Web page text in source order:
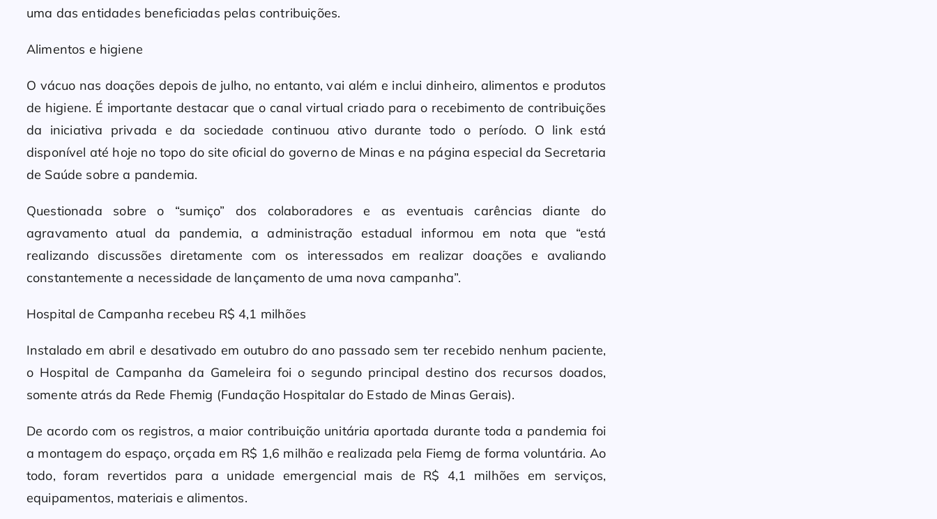
uma das entidades beneficiadas pelas contribuições.
Alimentos e higiene
O vácuo nas doações depois de julho, no entanto, vai além e inclui dinheiro, alimentos e produtos
de higiene. É importante destacar que o canal virtual criado para o recebimento de contribuições
da iniciativa privada e da sociedade continuou ativo durante todo o período. O link está
disponível até hoje no topo do site oficial do governo de Minas e na página especial da Secretaria
de Saúde sobre a pandemia.
Questionada sobre o “sumiço” dos colaboradores e as eventuais carências diante do
agravamento atual da pandemia, a administração estadual informou em nota que “está
realizando discussões diretamente com os interessados em realizar doações e avaliando
constantemente a necessidade de lançamento de uma nova campanha”.
Hospital de Campanha recebeu R$ 4,1 milhões
Instalado em abril e desativado em outubro do ano passado sem ter recebido nenhum paciente,
o Hospital de Campanha da Gameleira foi o segundo principal destino dos recursos doados,
somente atrás da Rede Fhemig (Fundação Hospitalar do Estado de Minas Gerais).
De acordo com os registros, a maior contribuição unitária aportada durante toda a pandemia foi
a montagem do espaço, orçada em R$ 1,6 milhão e realizada pela Fiemg de forma voluntária. Ao
todo, foram revertidos para a unidade emergencial mais de R$ 4,1 milhões em serviços,
equipamentos, materiais e alimentos.